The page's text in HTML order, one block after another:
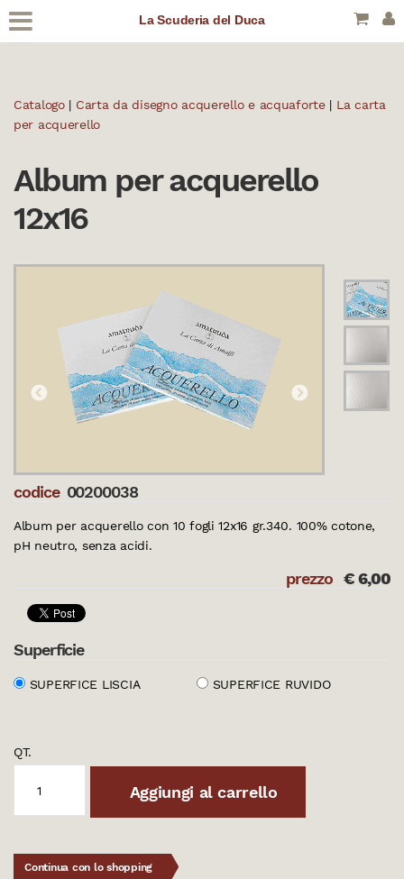
La Scuderia del Duca
Catalogo| Carta da disegno acquerello e acquaforte| La carta
per acquerello
Album per acquerello
12x16
codice 00200038
Album per acquerello con 10 fogli 12x16 gr.340. 100% cotone,
pH neutro, senza acidi.
prezzo €6,00
Superficie
SUPERFICE LISCIA SUPERFICE RUVIDO
QT.
Aggiungi al carrello
Continua con lo shopping